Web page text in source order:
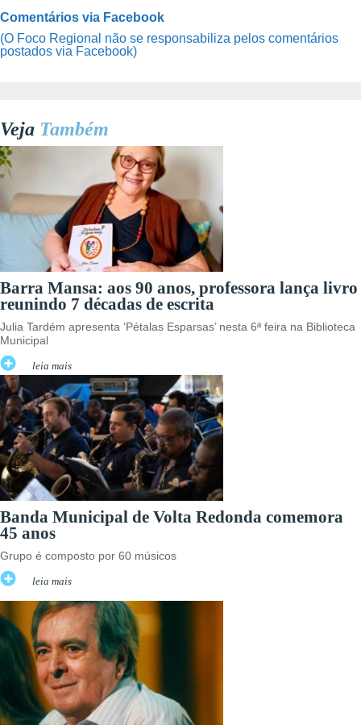
Comentários via Facebook
(O Foco Regional não se responsabiliza pelos comentários
postados via Facebook)
Veja Também
Barra Mansa: aos 90 anos, professora lança livro
reunindo 7 décadas de escrita
Julia Tardém apresenta ‘Pétalas Esparsas’ nesta 6ª feira na Biblioteca
Municipal
leia mais
Banda Municipal de Volta Redonda comemora
45 anos
Grupo é composto por 60 músicos
leia mais